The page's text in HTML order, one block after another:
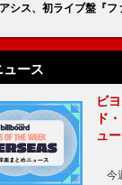
シス、初ライブ盤『
ース
ビ
ド
ュ
今